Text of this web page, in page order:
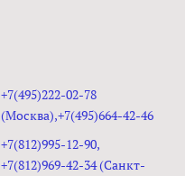
+7(495)222-02-78
(Москва),+7(495)664-42-46
+7(812)995-12-90,
+7(812)969-42-34 (Санкт-